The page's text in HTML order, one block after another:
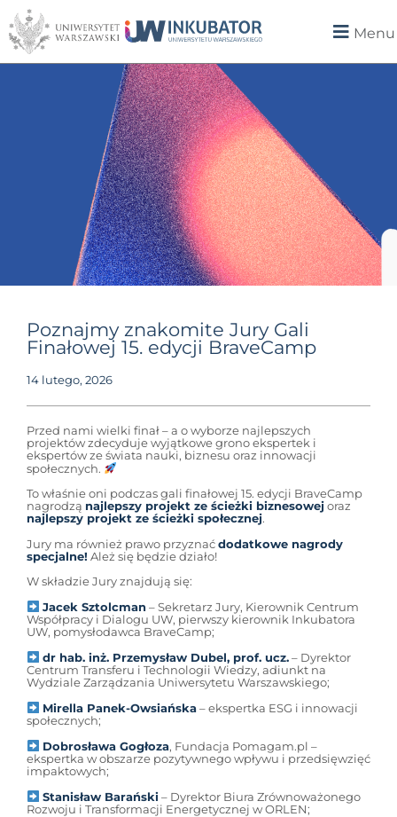
Menu
Poznajmy znakomite Jury Gali
Finałowej 15. edycji BraveCamp
14 lutego, 2026
Przed nami wielki finał – a o wyborze najlepszych
projektów zdecyduje wyjątkowe grono ekspertek i
ekspertów ze świata nauki, biznesu oraz innowacji
społecznych.
To właśnie oni podczas gali finałowej 15. edycji BraveCamp
nagrodzą najlepszy projekt ze ścieżki biznesowej oraz
najlepszy projekt ze ścieżki społecznej.
Jury ma również prawo przyznać dodatkowe nagrody
specjalne! Ależ się będzie działo!
W składzie Jury znajdują się:
Jacek Sztolcman – Sekretarz Jury, Kierownik Centrum
Współpracy i Dialogu UW, pierwszy kierownik Inkubatora
UW, pomysłodawca BraveCamp;
dr hab. inż. Przemysław Dubel, prof. ucz.– Dyrektor
Centrum Transferu i Technologii Wiedzy, adiunkt na
Wydziale Zarządzania Uniwersytetu Warszawskiego;
Mirella Panek-Owsiańska– ekspertka ESG i innowacji
społecznych;
Dobrosława Gogłoza, Fundacja Pomagam.pl –
ekspertka w obszarze pozytywnego wpływu i przedsięwzięć
impaktowych;
Stanisław Barański– Dyrektor Biura Zrównoważonego
Rozwoju i Transformacji Energetycznej w ORLEN;